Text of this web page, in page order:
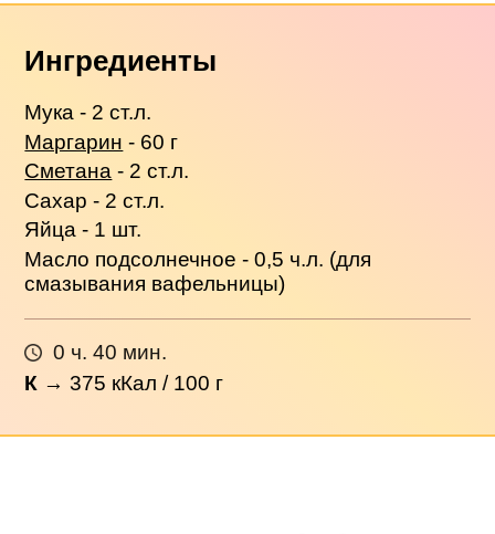
Ингредиенты
Мука - 2 ст.л.
Маргарин - 60 г
Сметана - 2 ст.л.
Сахар - 2 ст.л.
Яйца - 1 шт.
Масло подсолнечное - 0,5 ч.л. (для
смазывания вафельницы)
0 ч. 40 мин.
К →375 кКал / 100 г